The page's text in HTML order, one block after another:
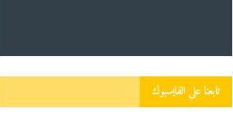
تابعنا على الفايسبوك